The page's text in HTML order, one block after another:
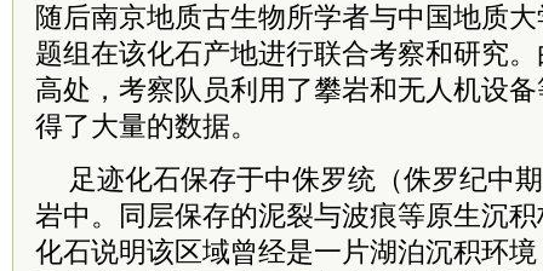
随后南京地质古生物所学者与中国地质
题组在该化石产地进行联合考察和研究
高处，考察队员利用了攀岩和无人机设
得了大量的数据。
足迹化石保存于中侏罗统（侏罗纪中
岩中。同层保存的泥裂与波痕等原生沉
化石说明该区域曾经是一片湖泊沉积环